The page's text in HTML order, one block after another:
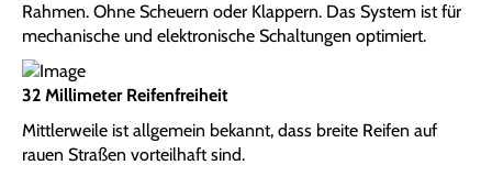
Rahmen. Ohne Scheuern oder Klappern. Das System ist für
mechanische und elektronische Schaltungen optimiert.
32 Millimeter Reifenfreiheit
Mittlerweile ist allgemein bekannt, dass breite Reifen auf
rauen Straßen vorteilhaft sind.